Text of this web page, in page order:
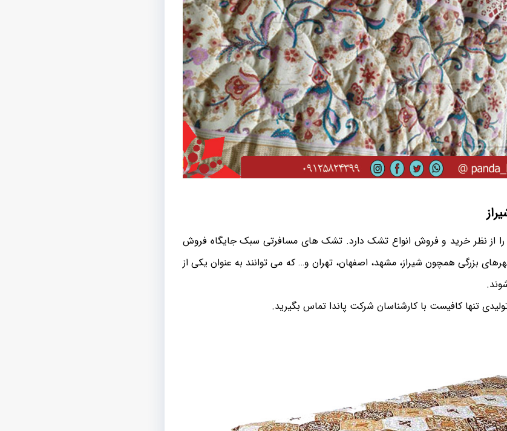
را از نظر خرید و فروش انواع تشک دارد. تشک های مسافرتی سبک جایگاه فروش
بزرگی همچون شیراز، مشهد، اصفهان، تهران و… که می ‌توانند به عنوان یکی از
تنها کافیست با کارشناسان شرکت‌ پاندا تماس بگیرید.